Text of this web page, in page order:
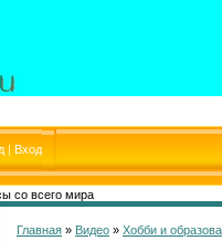
| Вход
со всего мира
Главная » Видео » Хобби и